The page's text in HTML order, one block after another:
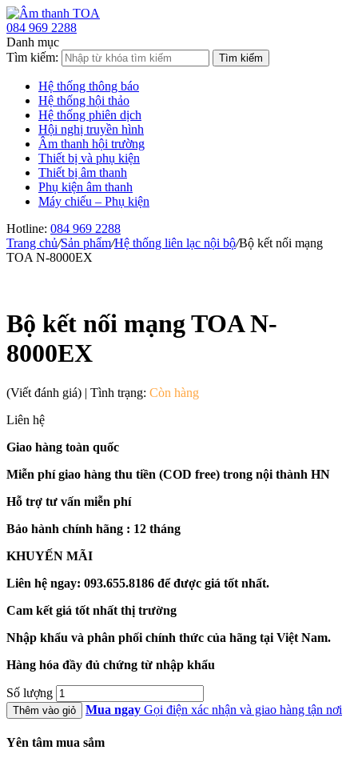
084 969 2288
Danh mục
Tìm kiếm:
Hệ thống thông báo
Hệ thống hội thảo
Hệ thống phiên dịch
Hội nghị truyền hình
Âm thanh hội trường
Thiết bị và phụ kiện
Thiết bị âm thanh
Phụ kiện âm thanh
Máy chiếu – Phụ kiện
Hotline: 084 969 2288
Trang chủ/Sản phẩm/Hệ thống liên lạc nội bộ/Bộ kết nối mạng
TOA N-8000EX
Bộ kết nối mạng TOA N-
8000EX
(Viết đánh giá) | Tình trạng: Còn hàng
Liên hệ
Giao hàng toàn quốc
Miễn phí giao hàng thu tiền (COD free) trong nội thành HN
Hỗ trợ tư vấn miễn phí
Bảo hành chính hãng : 12 tháng
KHUYẾN MÃI
Liên hệ ngay: 093.655.8186 để được giá tốt nhất.
Cam kết giá tốt nhất thị trường
Nhập khẩu và phân phối chính thức của hãng tại Việt Nam.
Hàng hóa đầy đủ chứng từ nhập khẩu
Số lượng
Thêm vào giỏ Mua ngay Gọi điện xác nhận và giao hàng tận nơi
Yên tâm mua sắm